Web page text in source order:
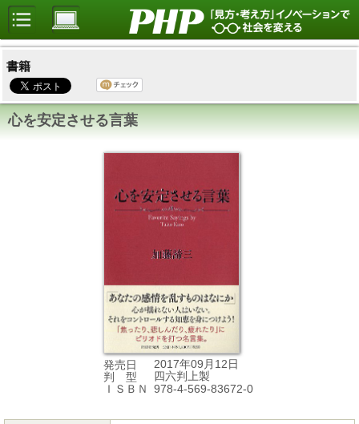
書籍
心を安定させる言葉
発売日
2017年09月12日
判 型
四六判上製
ＩＳＢＮ
978-4-569-83672-0